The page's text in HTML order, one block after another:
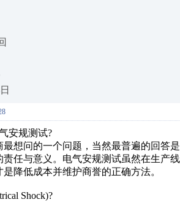
安规测试?
想问的一个问题，当然最普遍的回答
任与意义。电气安规测试虽然在生产
降低成本并维护商誉的正确方法。
Shock)?